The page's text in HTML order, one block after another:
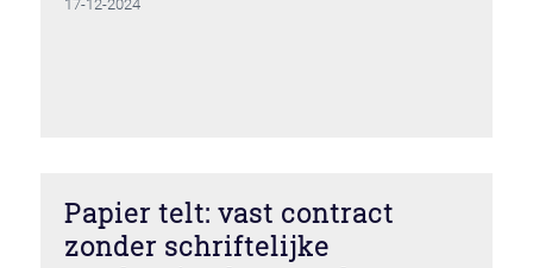
17-12-2024
Papier telt: vast contract
zonder schriftelijke